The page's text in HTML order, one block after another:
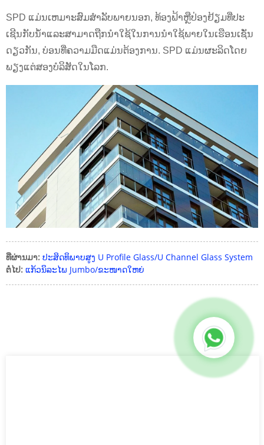
SPD ແມ່ນເຫມາະສົມສໍາລັບພາຍນອກ, ທ້ອງຟ້າຫຼືປ່ອງຢ້ຽມທີ່ປະ
ເຊີນກັບນ້ໍາແລະສາມາດຖືກນໍາໃຊ້ໃນການນໍາໃຊ້ພາຍໃນເຮືອນເຊັ່ນ
ດຽວກັນ, ບ່ອນທີ່ຄວາມມືດແມ່ນຕ້ອງການ. SPD ແມ່ນຜະລິດໂດຍ
ພຽງແຕ່ສອງບໍລິສັດໃນໂລກ.
ທີ່ຜ່ານມາ: ປະສິດທິພາບສູງ U Profile Glass/U Channel Glass System
ຕໍ່ໄປ: ແກ້ວນິລະໄພ Jumbo/ຂະໜາດໃຫຍ່